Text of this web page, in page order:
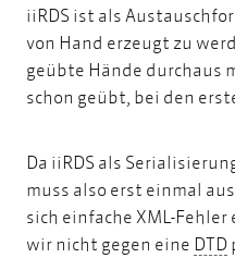
iiRDS ist als
von Hand erzeugt zu
geübte Hände durchaus
schon geübt, bei den
Da iiRDS als
muss also erst einmal
sich einfache XML-
wir nicht gegen eine DTD